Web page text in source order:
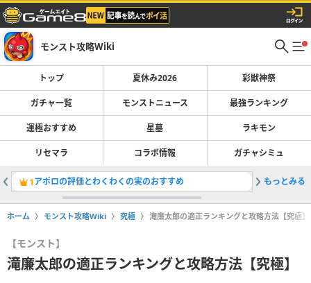
モンスト攻略Wiki
トップ 夏休み2026 彩獣神祭
ガチャ一覧 モンストニュース 最強ランキング
運極おすすめ 星墓 ラキモン
リセマラ コラボ情報 ガチャシミュ
1アポロの評価とわくわくの実のおすすめ 2最強キ
もっとみる
ホーム モンスト攻略Wiki 究極 滝廉太郎の適正ランキングと攻略方法【究極】
【モンスト】
滝廉太郎の適正ランキングと攻略方法【究極】